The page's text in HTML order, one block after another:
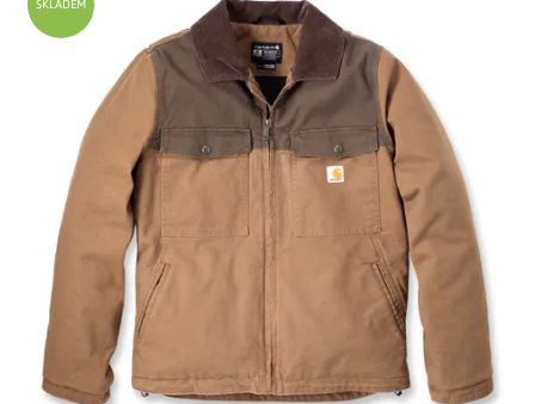
DOPLŇKY
PRACOVNÍ BOTY
SLEVY A VÝPRODEJ
LIMITOVANÉ EDICE
RUKAVICE
SKLADEM